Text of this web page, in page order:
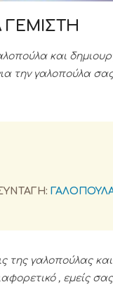
και
την γαλοπούλα
της γαλοπούλας
, εμείς